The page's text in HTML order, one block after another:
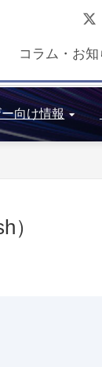
コラム・お
向け情報
）